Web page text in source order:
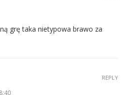
grę taka nietypowa brawo za
REPLY